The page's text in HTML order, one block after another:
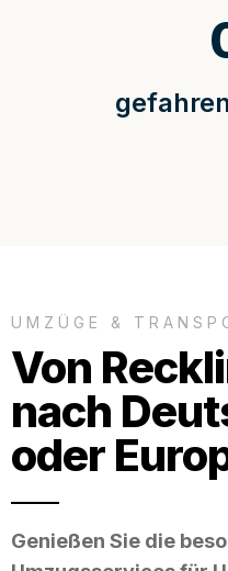
UMZÜGE &
Von
nach
oder
Genießen Sie die